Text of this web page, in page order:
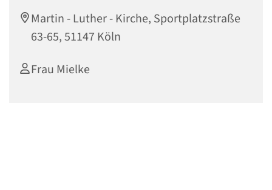
Martin - Luther - Kirche, Sportplatzstraße
63-65, 51147 Köln
Frau Mielke